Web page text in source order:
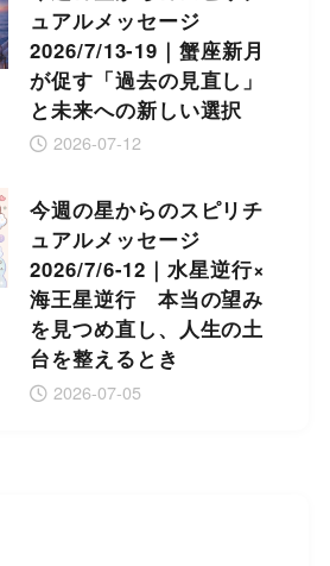
ュアルメッセージ
2026/7/13-19｜蟹座新月
が促す「過去の見直し」
と未来への新しい選択
2026-07-12
今週の星からのスピリチ
ュアルメッセージ
2026/7/6-12｜水星逆行×
海王星逆行 本当の望み
を見つめ直し、人生の土
台を整えるとき
2026-07-05